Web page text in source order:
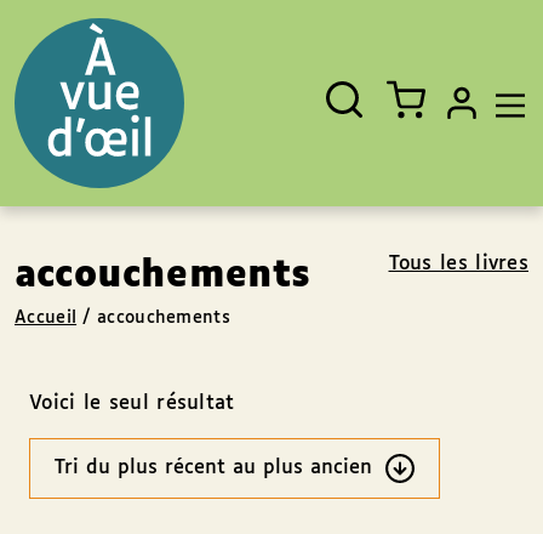
Fermer
Rechercher
un
livre,
un
auteur,
un
EAN
accouchements Tous les livres
Accueil /accouchements
Voici le seul résultat
Ordre